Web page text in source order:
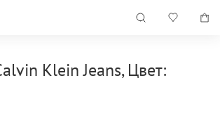
Klein Jeans, Цвет: